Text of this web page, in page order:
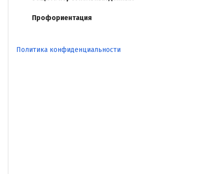
Профориентация
Политика конфиденциальности